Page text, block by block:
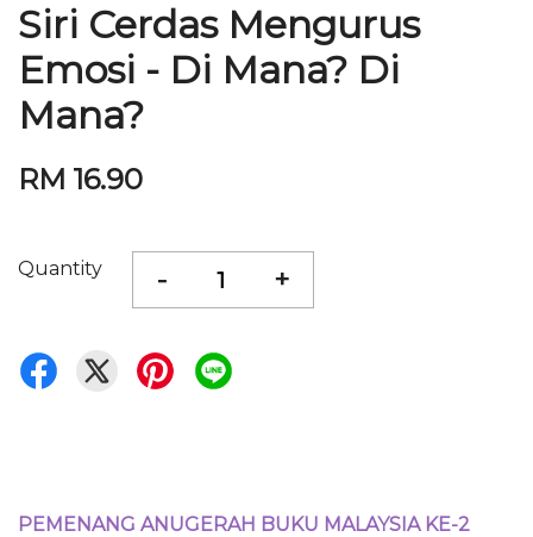
Siri Cerdas Mengurus
Emosi - Di Mana? Di
Mana?
RM 16.90
Quantity - +
PEMENANG ANUGERAH BUKU MALAYSIA KE-2